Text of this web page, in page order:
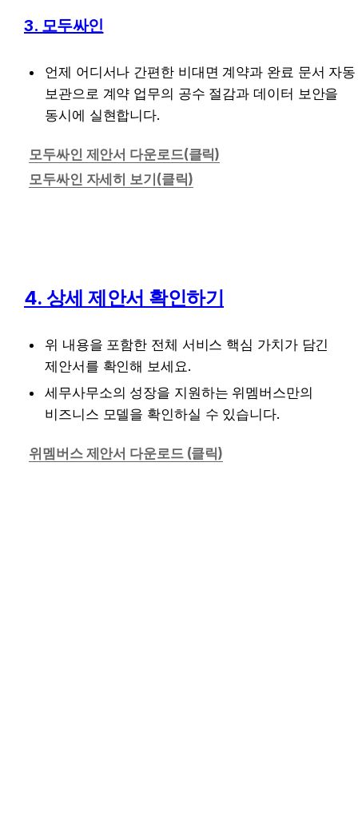
3. 모두싸인
언제 어디서나 간편한 비대면 계약과 완료 문서 자동
보관으로 계약 업무의 공수 절감과 데이터 보안을
동시에 실현합니다.
모두싸인 제안서 다운로드(클릭)
모두싸인 자세히 보기(클릭)
4. 상세 제안서 확인하기
위 내용을 포함한 전체 서비스 핵심 가치가 담긴
제안서를 확인해 보세요.
세무사무소의 성장을 지원하는 위멤버스만의
비즈니스 모델을 확인하실 수 있습니다.
위멤버스 제안서 다운로드 (클릭)